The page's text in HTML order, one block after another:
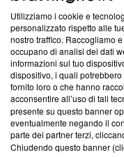
Questa sezione offre
News, sui nostri
creare news di qualità.
‘Trust Project - News
ancora membro del
parte; Trust Project
conformità agli
Su di noi
Utilizziamo i cookie e
personalizzato rispetto alle
nostro traffico. Raccogliamo
occupano di analisi dei dati
informazioni sul tuo
dispositivo, i quali
fornito loro o che hanno
acconsentire all’uso di tali
presente su questo banner
eventualmente negando il
parte dei partner terzi,
Chiudendo questo banner